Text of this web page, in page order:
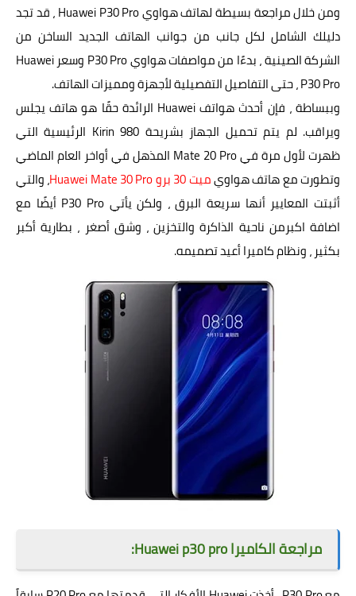
ومن خلال مراجعة بسيطة لهاتف هواوي Huawei P30 Pro ، قد تجد
دليلك الشامل لكل جانب من جوانب الهاتف الجديد الساخن من
الشركة الصينية ، بدءًا من مواصفات هواوي P30 Pro وسعر Huawei
P30 Pro ، حتى التفاصيل التفصيلية لأجهزة ومميزات الهاتف.
وببساطة ، فإن أحدث هواتف Huawei الرائدة حقًا هو هاتف يجلس
ويراقب. لم يتم تحميل الجهاز بشريحة Kirin 980 الرئيسية التي
ظهرت لأول مرة في Mate 20 Pro المذهل في أواخر العام الماضي
وتطورت مع هاتف هواويميت 30 برو Huawei Mate 30 Pro
، والتي
أثبتت المعايير أنها سريعة البرق ، ولكن يأتي P30 Pro أيضًا مع
اضافة اكبرمن ناحية الذاكرة والتخزين ، وشق أصغر ، بطارية أكبر
بكثير ، ونظام كاميرا أعيد تصميمه.
مراجعة الكاميرا Huawei p30 pro: